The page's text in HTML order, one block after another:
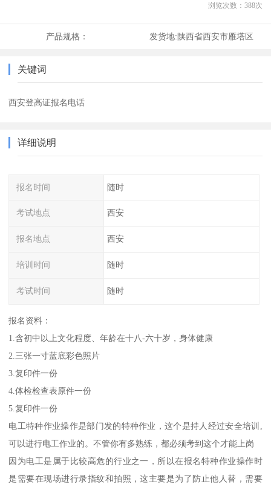
浏览次数： 388次
产品规格： 发货地:陕西省西安市雁塔区
关键词
西安登高证报名电话
详细说明
报名时间 随时
考试地点 西安
报名地点 西安
培训时间 随时
考试时间 随时
报名资料：
1.含初中以上文化程度、年龄在十八-六十岁，身体健康
2.三张一寸蓝底彩色照片
3.复印件一份
4.体检检查表原件一份
5.复印件一份
电工特种作业操作是部门发的特种作业，这个是持人经过安全培训,
可以进行电工作业的。不管你有多熟练，都必须考到这个才能上岗
因为电工是属于比较高危的行业之一，所以在报名特种作业操作时
是需要在现场进行录指纹和拍照，这主要是为了防止他人替，需要